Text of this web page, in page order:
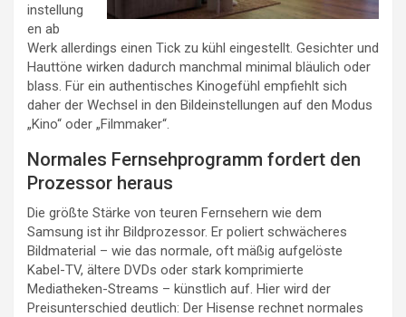
instellung
en ab
Werk allerdings einen Tick zu kühl eingestellt. Gesichter und
Hauttöne wirken dadurch manchmal minimal bläulich oder
blass. Für ein authentisches Kinogefühl empfiehlt sich
daher der Wechsel in den Bildeinstellungen auf den Modus
„Kino“ oder „Filmmaker“.
Normales Fernsehprogramm fordert den
Prozessor heraus
Die größte Stärke von teuren Fernsehern wie dem
Samsung ist ihr Bildprozessor. Er poliert schwächeres
Bildmaterial – wie das normale, oft mäßig aufgelöste
Kabel-TV, ältere DVDs oder stark komprimierte
Mediatheken-Streams – künstlich auf. Hier wird der
Preisunterschied deutlich: Der Hisense rechnet normales